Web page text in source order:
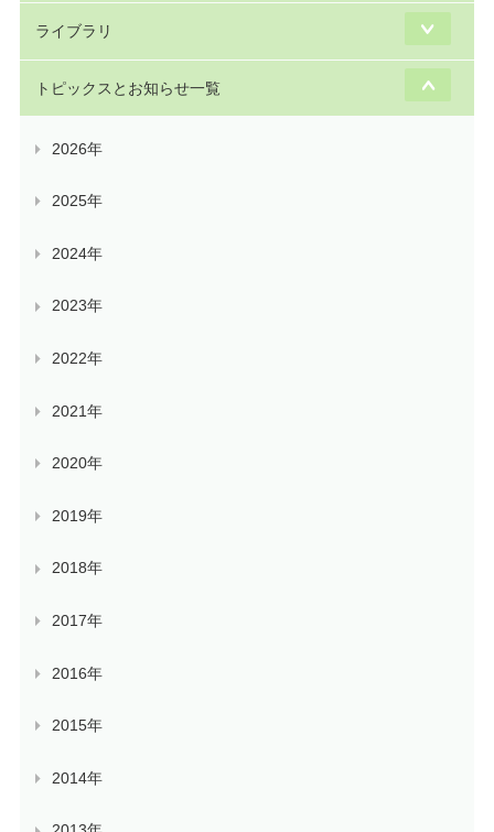
ライブラリ
トピックスとお知らせ一覧
2026年
2025年
2024年
2023年
2022年
2021年
2020年
2019年
2018年
2017年
2016年
2015年
2014年